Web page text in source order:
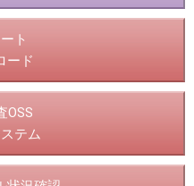
ト
ード
OSS
テム